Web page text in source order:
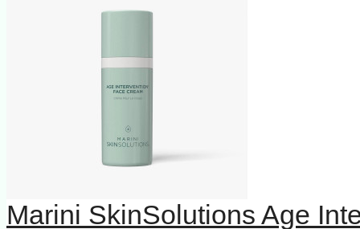
Marini SkinSolutions Age